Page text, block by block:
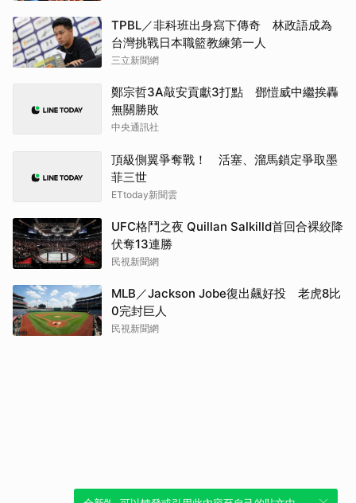
TPBL／非科班出身寫下傳奇 林政語成為
台灣挑戰日本職籃教練第一人
三立新聞網
鄭宗哲3A敲安貢獻3打點 鄧愷威中繼挨轟
無關勝敗
中央通訊社
頂級側翼爭奪戰！ 活塞、溜馬鎖定爭取墨
菲三世
ETtoday新聞雲
UFC格鬥之夜 Quillan Salkilld首回合裸絞降
伏奪13連勝
民視新聞網
MLB／Jackson Jobe復出飆好投 老虎8比
0完封巨人
民視新聞網